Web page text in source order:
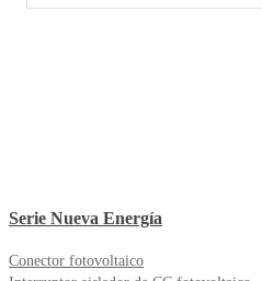
Serie Nueva Energía
Conector fotovoltaico